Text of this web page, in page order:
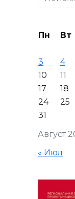
for:
Август
Пн Вт
3
4
10
11
17
18
24
25
31
« Июл